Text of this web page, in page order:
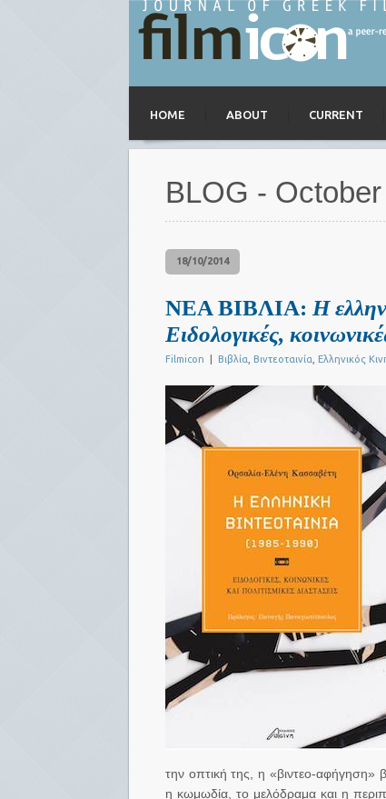
HOME ABOUT CURRENT
BLOG -
18/10/2014
ΝΕΑ ΒΙΒΛΙΑ: Η
Ειδολογικές,
Filmicon Βιβλία Βιντεοταινία Ελληνικός
την οπτική της, η «βιντεο-αφήγηση»
η κωμωδία, το μελόδραμα και η